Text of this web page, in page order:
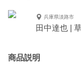
兵庫県淡路市
田中達也 |
商品説明